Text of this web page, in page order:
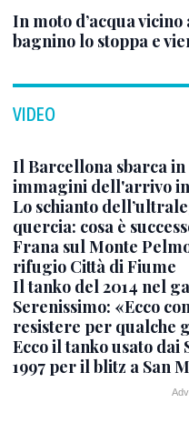
In moto d’acqua
bagnino lo stoppa e
VIDEO
Il Barcellona sbarca
immagini dell'arrivo
Lo schianto
quercia: cosa è
Frana sul Monte
rifugio Città di Fiume
Il tanko del 2014 nel
Serenissimo: «Ecco
resistere per qualche
Ecco il tanko usato dai
1997 per il blitz a San